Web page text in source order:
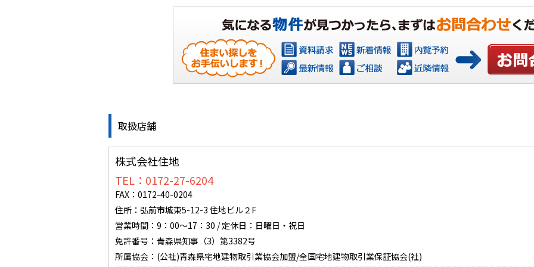
取扱店舗
株式会社住地
TEL：0172-27-6204
FAX：0172-40-0204
住所：弘前市城東5-12-3 住地ビル２F
営業時間：9：00～17：30 / 定休日：日曜日・祝日
免許番号：青森県知事（3）第3382号
所属協会：(公社)青森県宅地建物取引業協会加盟/全国宅地建物取引業保証協会(社)